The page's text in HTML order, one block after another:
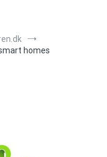
homes